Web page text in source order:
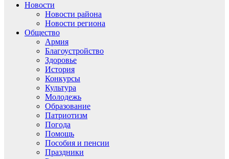
Новости
Новости района
Новости региона
Общество
Армия
Благоустройство
Здоровье
История
Конкурсы
Культура
Молодежь
Образование
Патриотизм
Погода
Помощь
Пособия и пенсии
Праздники